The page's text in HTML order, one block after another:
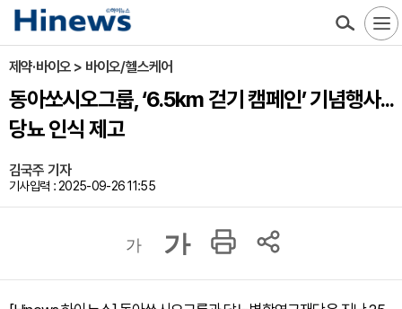
제약·바이오 > 바이오/헬스케어
동아쏘시오그룹, ‘6.5km 걷기 캠페인’ 기념행사...
당뇨 인식 제고
김국주 기자
기사입력 : 2025-09-26 11:55
가 가